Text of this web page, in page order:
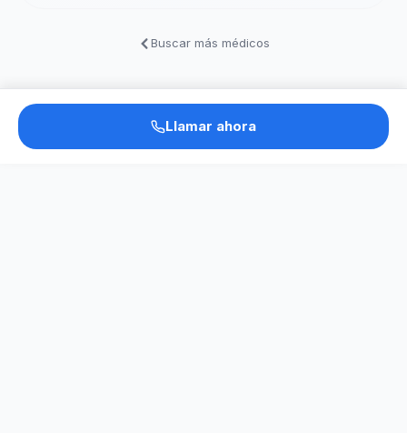
Buscar más médicos
Llamar ahora